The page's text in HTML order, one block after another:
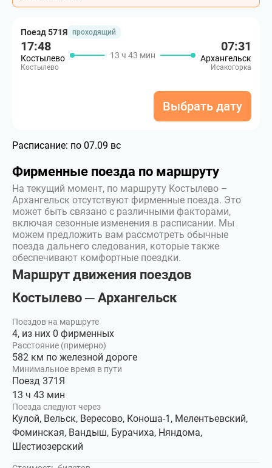
Поезд 571Я проходящий
17:48
Костылево
Костылево
13 ч 43 мин
07:31
Архангельск
Исакогорка
Выбрать дату
Расписание: по 07.09 вс
Фирменные поезда по маршруту
На текущий момент, по маршруту Костылево –
Архангельск отсутствуют фирменные поезда. Это
может быть связано с различными факторами,
включая сезонные изменения в расписании. Мы
можем предложить вам рассмотреть обычные
поезда дальнего следования, которые также
обеспечивают комфортные поездки.
Маршрут движения поездов
Костылево ─ Архангельск
Поездов на маршруте
4, из них 0 фирменных
Расстояние (примерно)
582 км по железной дороге
Минимальное время в пути
Поезд 371Я
13 ч 43 мин
Поезда следуют через
Кулой, Вельск, Вересово, Коноша-1, Мелентьевский,
Фоминская, Вандыш, Бурачиха, Няндома,
Шестиозерский